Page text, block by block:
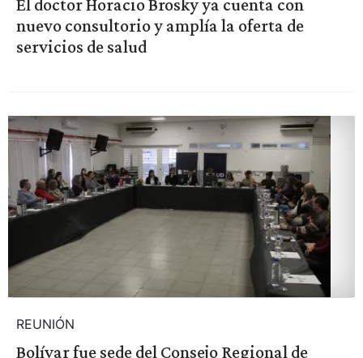
El doctor Horacio Brosky ya cuenta con
nuevo consultorio y amplía la oferta de
servicios de salud
REUNIÓN
Bolívar fue sede del Consejo Regional de